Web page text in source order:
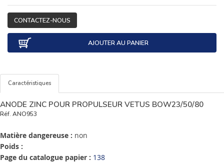
CONTACTEZ-NOUS
AJOUTER AU PANIER
Caractéristiques
ANODE ZINC POUR PROPULSEUR VETUS BOW23/50/80
Réf. ANO953
Matière dangereuse : non
Poids :
Page du catalogue papier : 138